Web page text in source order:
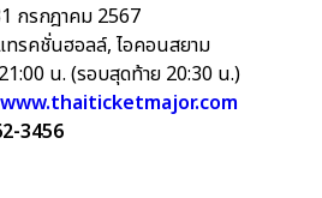
กรกฎาคม 2567
รคชั่นฮอลล์, ไอคอนสยาม
น. (รอบสุดท้าย 20:30 น.)
www.thaiticketmajor.com
3456